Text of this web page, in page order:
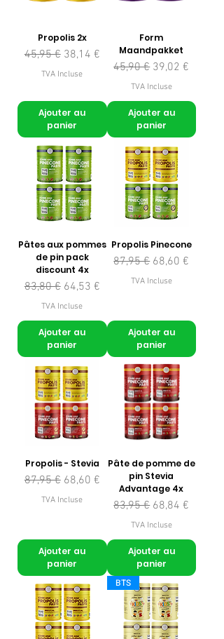
Propolis 2x
Prix original
45,95 € Prix promotionnel
38,14 €
TVA Incluse
Ajouter au
panier
Form
Maandpakket
Prix original
45,90 € Prix
39,02 €
TVA Incluse
Ajouter au
panier
Pâtes aux pommes
de pin pack
discount 4x
Prix original
83,80 € Prix promotionnel
64,53 €
TVA Incluse
Ajouter au
panier
Propolis Pinecone
Prix original
87,95 € Prix
68,60 €
TVA Incluse
Ajouter au
panier
Propolis - Stevia
Prix original
87,95 € Prix promotionnel
68,60 €
TVA Incluse
Ajouter au
panier
Pâte de pomme de
pin Stevia
Advantage 4x
Prix original
83,95 € Prix
68,84 €
TVA Incluse
Ajouter au
panier
BTS